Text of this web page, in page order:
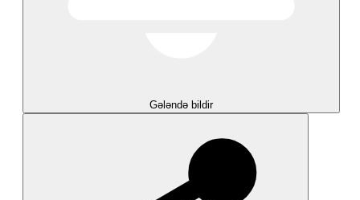
Gələndə bildir